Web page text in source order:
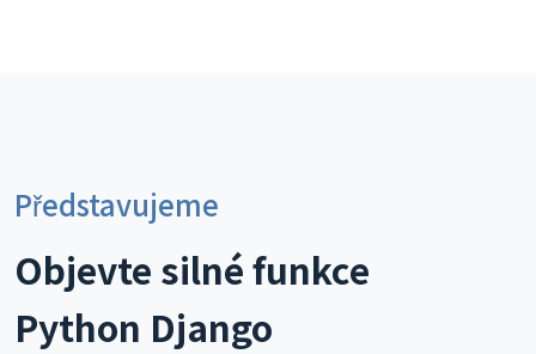
Představujeme
Objevte silné funkce
Python Django